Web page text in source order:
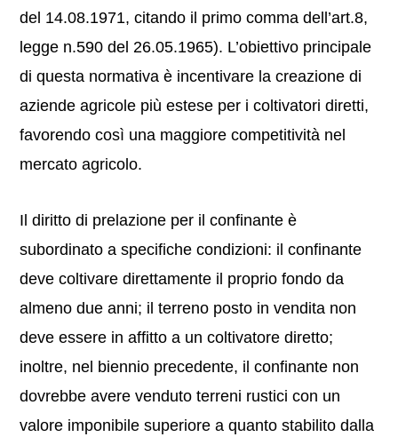
del 14.08.1971, citando il primo comma dell’art.8,
legge n.590 del 26.05.1965). L’obiettivo principale
di questa normativa è incentivare la creazione di
aziende agricole più estese per i coltivatori diretti,
favorendo così una maggiore competitività nel
mercato agricolo.
Il diritto di prelazione per il confinante è
subordinato a specifiche condizioni: il confinante
deve coltivare direttamente il proprio fondo da
almeno due anni; il terreno posto in vendita non
deve essere in affitto a un coltivatore diretto;
inoltre, nel biennio precedente, il confinante non
dovrebbe avere venduto terreni rustici con un
valore imponibile superiore a quanto stabilito dalla